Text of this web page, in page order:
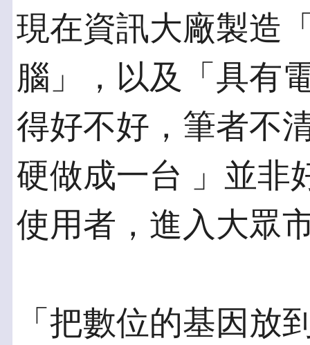
現在資訊大廠製造
腦」，以及「具有
得好不好，筆者不
硬做成一台 」並非
使用者，進入大眾
「把數位的基因放